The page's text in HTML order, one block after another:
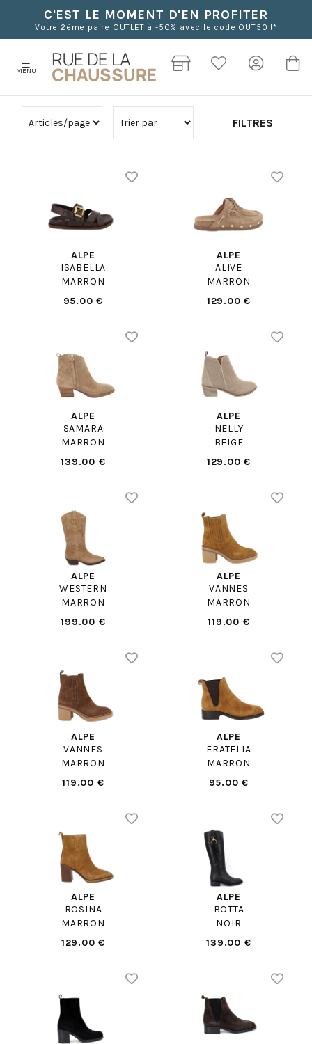
C'EST LE MOMENT D'EN PROFITER
Votre 2ème paire OUTLET à -50% avec le code OUT50 !*
MENU
FILTRES
ALPE
ISABELLA
MARRON
95.00 €
ALPE
ALIVE
MARRON
129.00 €
ALPE
SAMARA
MARRON
139.00 €
ALPE
NELLY
BEIGE
129.00 €
ALPE
WESTERN
MARRON
199.00 €
ALPE
VANNES
MARRON
119.00 €
ALPE
VANNES
MARRON
119.00 €
ALPE
FRATELIA
MARRON
95.00 €
ALPE
ROSINA
MARRON
129.00 €
ALPE
BOTTA
NOIR
139.00 €